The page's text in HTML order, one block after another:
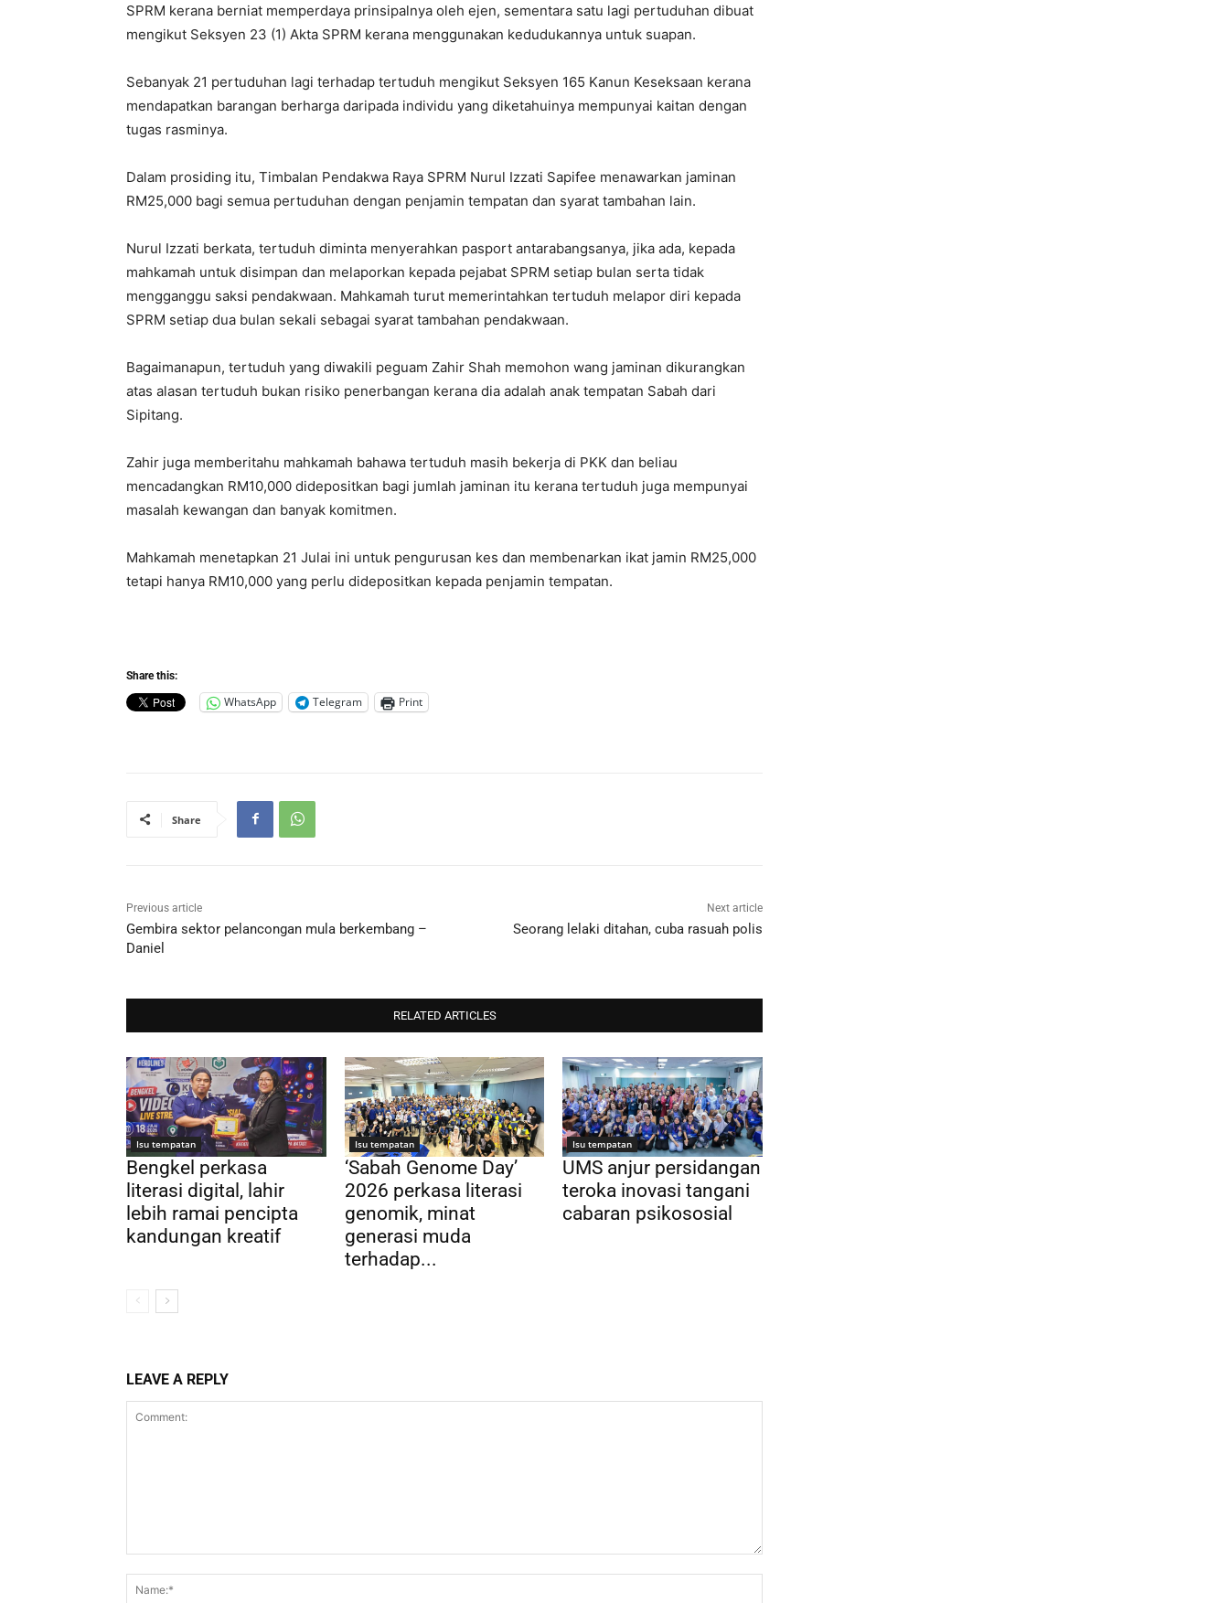
SPRM kerana berniat memperdaya prinsipalnya oleh ejen, sementara satu lagi pertuduhan dibuat
mengikut Seksyen 23 (1) Akta SPRM kerana menggunakan kedudukannya untuk suapan.
Sebanyak 21 pertuduhan lagi terhadap tertuduh mengikut Seksyen 165 Kanun Keseksaan kerana
mendapatkan barangan berharga daripada individu yang diketahuinya mempunyai kaitan dengan
tugas rasminya.
Dalam prosiding itu, Timbalan Pendakwa Raya SPRM Nurul Izzati Sapifee menawarkan jaminan
RM25,000 bagi semua pertuduhan dengan penjamin tempatan dan syarat tambahan lain.
Nurul Izzati berkata, tertuduh diminta menyerahkan pasport antarabangsanya, jika ada, kepada
mahkamah untuk disimpan dan melaporkan kepada pejabat SPRM setiap bulan serta tidak
mengganggu saksi pendakwaan. Mahkamah turut memerintahkan tertuduh melapor diri kepada
SPRM setiap dua bulan sekali sebagai syarat tambahan pendakwaan.
Bagaimanapun, tertuduh yang diwakili peguam Zahir Shah memohon wang jaminan dikurangkan
atas alasan tertuduh bukan risiko penerbangan kerana dia adalah anak tempatan Sabah dari
Sipitang.
Zahir juga memberitahu mahkamah bahawa tertuduh masih bekerja di PKK dan beliau
mencadangkan RM10,000 didepositkan bagi jumlah jaminan itu kerana tertuduh juga mempunyai
masalah kewangan dan banyak komitmen.
Mahkamah menetapkan 21 Julai ini untuk pengurusan kes dan membenarkan ikat jamin RM25,000
tetapi hanya RM10,000 yang perlu didepositkan kepada penjamin tempatan.
Share this:
WhatsApp Telegram Print
Share
Previous article
Gembira sektor pelancongan mula berkembang –
Daniel
Next article
Seorang lelaki ditahan, cuba rasuah polis
RELATED ARTICLES
Isu tempatan
Bengkel perkasa
literasi digital, lahir
lebih ramai pencipta
kandungan kreatif
Isu tempatan
‘Sabah Genome Day’
2026 perkasa literasi
genomik, minat
generasi muda
terhadap...
Isu tempatan
UMS anjur persidangan
teroka inovasi tangani
cabaran psikososial
LEAVE A REPLY